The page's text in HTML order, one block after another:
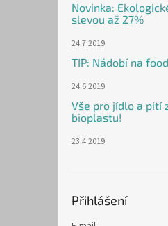
Novinka:
slevou až 27%
24.7.2019
TIP: Nádobí na
24.6.2019
Vše pro jídlo a pití
bioplastu!
23.4.2019
Přihlášení